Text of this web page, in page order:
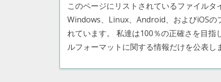
このページにリストされているファイルタ
Windows、Linux、Android、およびiOSの
れています。 私達は100％の正確さを目指
ルフォーマットに関する情報だけを公表し